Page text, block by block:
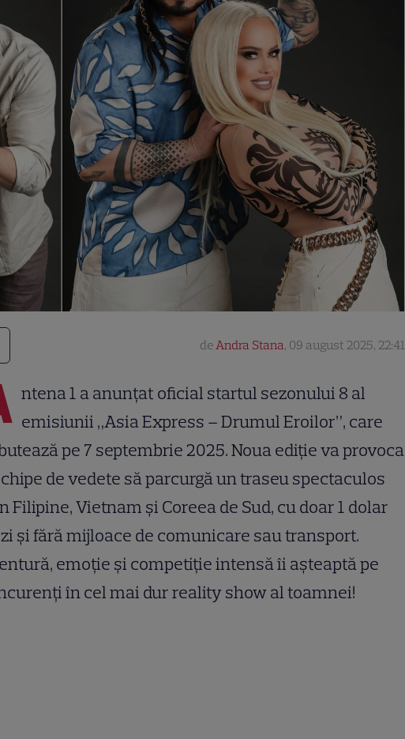
deAndra Stana, 09 august 2025, 22:41
ntena 1 a anunțat oficial startul sezonului 8 al
emisiunii „Asia Express – Drumul Eroilor”, care
pe 7 septembrie 2025. Noua ediție va provoca
de vedete să parcurgă un traseu spectaculos
Filipine, Vietnam și Coreea de Sud, cu doar 1 dolar
și fără mijloace de comunicare sau transport.
emoție și competiție intensă îi așteaptă pe
în cel mai dur reality show al toamnei!